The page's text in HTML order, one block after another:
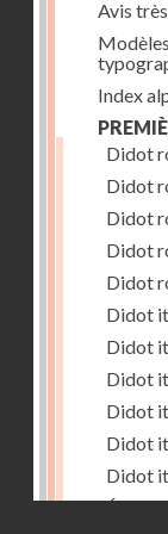
Avis
Index
Didot
Didot
Didot
Didot
Didot
Didot
Didot
Didot
Didot
Didot
Didot